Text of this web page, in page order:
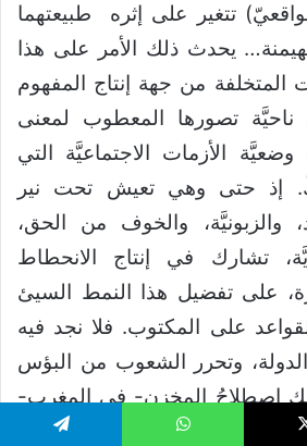
تتغير على إثره طبيعتهما
يحدث ذلك الأمر على هذا
المتخلفة من جهة إنتاج المفهوم
ناحيَّة تصورها المعطوب لمعنى
الأزمات الاجتماعيَّة التي
إذ حتى وهي تعيش تحت نير
والزبونيَّة، والخوف من الحق،
تشارك في إنتاج الانحطاط
على تفضيل هذا النمط السيئ
على المكتوب. فلا نجد فيه
وتحرر الشعوب من البؤس
اصطلاحُ المخزن- في المغرب-
واللون، والطائفة، والقبيلة،